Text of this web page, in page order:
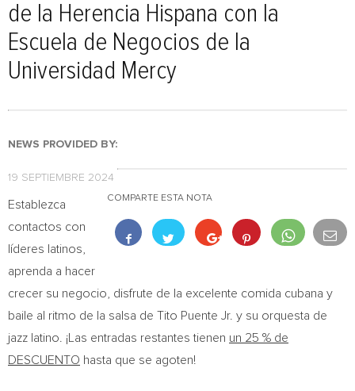
de la Herencia Hispana con la
Escuela de Negocios de la
Universidad Mercy
NEWS PROVIDED BY:
19 SEPTIEMBRE 2024
COMPARTE ESTA NOTA
Establezca
contactos con
líderes latinos,
aprenda a hacer
crecer su negocio, disfrute de la excelente comida cubana y
baile al ritmo de la salsa de Tito Puente Jr. y su orquesta de
jazz latino. ¡Las entradas restantes tienen un 25 % de
DESCUENTO hasta que se agoten!